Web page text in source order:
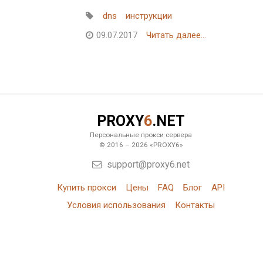
dns
инструкции
09.07.2017
Читать далее...
PROXY6.NET
Персональные прокси сервера
© 2016 – 2026 «PROXY6»
support@proxy6.net
Купить прокси Цены FAQ Блог
API
Условия использования
Контакты